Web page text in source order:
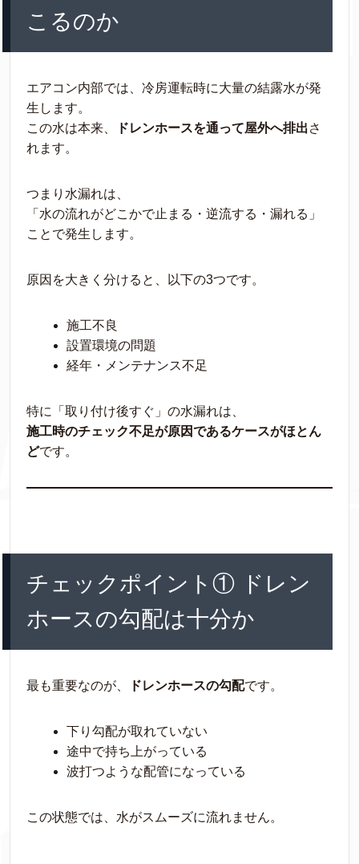
こるのか
エアコン内部では、冷房運転時に大量の結露水が発
生します。
この水は本来、
ドレンホースを通って屋外へ排出さ
れます。
つまり水漏れは、
「水の流れがどこかで止まる・逆流する・漏れる」
ことで発生します。
原因を大きく分けると、以下の3つです。
施工不良
設置環境の問題
経年・メンテナンス不足
特に「取り付け後すぐ」の水漏れは、
施工時のチェック不足が原因であるケースがほとん
どです。
チェックポイント① ドレン
ホースの勾配は十分か
最も重要なのが、 ドレンホースの勾配です。
下り勾配が取れていない
途中で持ち上がっている
波打つような配管になっている
この状態では、水がスムーズに流れません。